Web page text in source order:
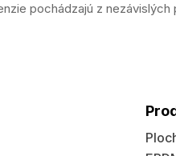
pochádzajú z